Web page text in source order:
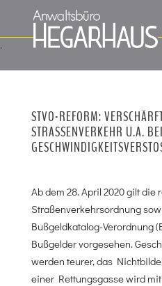
STVO-REFORM:
TRASSENVERKEHR U.A. BEI GE
SCHWINDIGKEITSVERSTOSS
Ab dem 28. April 2020 gilt die
Straßenverkehrsordnung
Bußgeldkatalog-Verordnung
Bußgelder vorgesehen.
werden teurer, das
einer Rettungsgasse wird